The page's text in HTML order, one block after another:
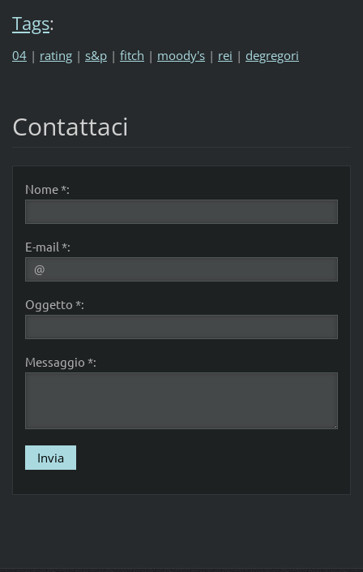
Tags:
04 | rating | s&p | fitch | moody's | rei | degregori
Contattaci
Nome *:
E-mail *:
Oggetto *:
Messaggio *: